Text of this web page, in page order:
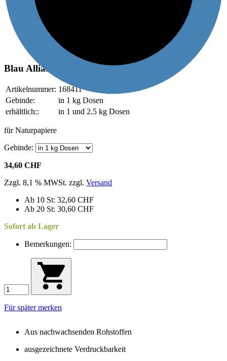
0%
Umschlagen
Stapelfähigkeit
Blau Allianz PT 282
Artikelnummer: 168411
Gebinde:
in 1 kg Dosen
erhältlich::
in 1 und 2.5 kg Dosen
für Naturpapiere
Gebinde:
34,60 CHF
Zzgl. 8,1 % MWSt. zzgl. Versand
Ab 10 St: 32,60 CHF
Ab 20 St: 30,60 CHF
Sofort ab Lager
Bemerkungen:
Für später merken
Aus nachwachsenden Rohstoffen
ausgezeichnete Verdruckbarkeit